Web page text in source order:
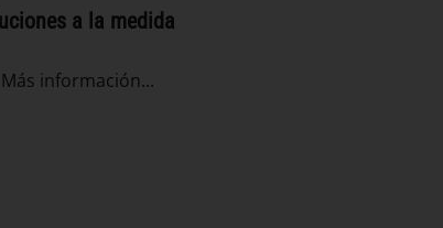
a la medida
Más información...